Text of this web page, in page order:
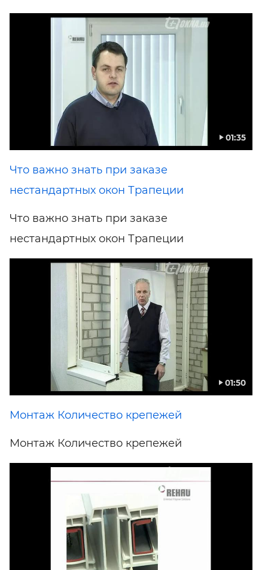
01:35
Что важно знать при заказе
нестандартных окон Трапеции
Что важно знать при заказе
нестандартных окон Трапеции
01:50
Монтаж Количество крепежей
Монтаж Количество крепежей